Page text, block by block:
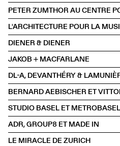
PETER ZUMTHOR AU CENTRE
L'ARCHITECTURE POUR LA
DIENER & DIENER
JAKOB + MACFARLANE
DL-A, DEVANTHÉRY &
STUDIO BASEL ET METROBASEL
ADR, GROUP8 ET MADE IN
LE MIRACLE DE ZURICH